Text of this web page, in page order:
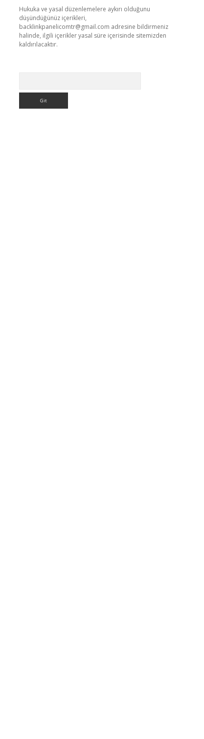
Hukuka ve yasal düzenlemelere aykırı olduğunu
düşündüğünüz içerikleri,
backlinkpanelicomtr@gmail.com adresine bildirmeniz
halinde, ilgili içerikler yasal süre içerisinde sitemizden
kaldırılacaktır.